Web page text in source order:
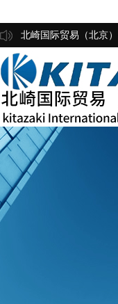
北崎国际贸易（北京